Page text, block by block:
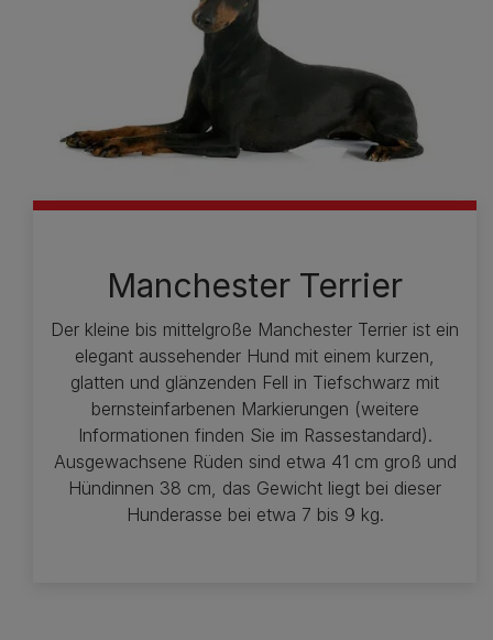
Manchester Terrier
Der kleine bis mittelgroße Manchester Terrier ist ein
elegant aussehender Hund mit einem kurzen,
glatten und glänzenden Fell in Tiefschwarz mit
bernsteinfarbenen Markierungen (weitere
Informationen finden Sie im Rassestandard).
Ausgewachsene Rüden sind etwa 41 cm groß und
Hündinnen 38 cm, das Gewicht liegt bei dieser
Hunderasse bei etwa 7 bis 9 kg.